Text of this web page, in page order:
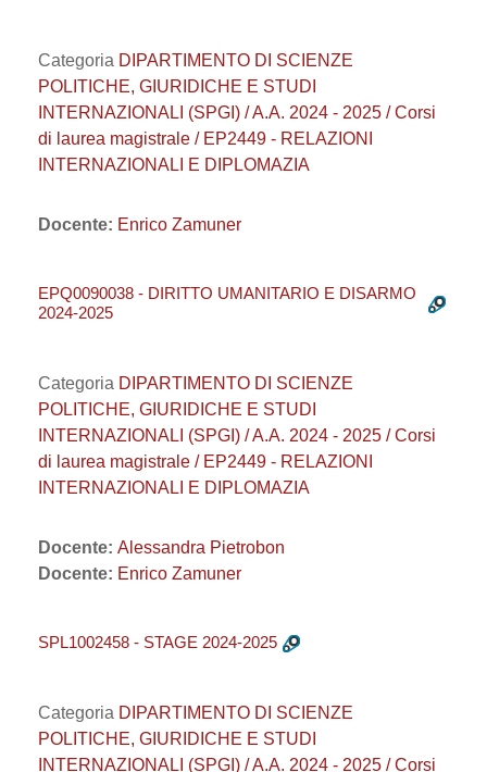
Categoria DIPARTIMENTO DI SCIENZE
POLITICHE, GIURIDICHE E STUDI
INTERNAZIONALI (SPGI) / A.A. 2024 - 2025 / Corsi
di laurea magistrale / EP2449 - RELAZIONI
INTERNAZIONALI E DIPLOMAZIA
Docente: Enrico Zamuner
EPQ0090038 - DIRITTO UMANITARIO E DISARMO
2024-2025
Categoria DIPARTIMENTO DI SCIENZE
POLITICHE, GIURIDICHE E STUDI
INTERNAZIONALI (SPGI) / A.A. 2024 - 2025 / Corsi
di laurea magistrale / EP2449 - RELAZIONI
INTERNAZIONALI E DIPLOMAZIA
Docente: Alessandra Pietrobon
Docente: Enrico Zamuner
SPL1002458 - STAGE 2024-2025
Categoria DIPARTIMENTO DI SCIENZE
POLITICHE, GIURIDICHE E STUDI
INTERNAZIONALI (SPGI) / A.A. 2024 - 2025 / Corsi